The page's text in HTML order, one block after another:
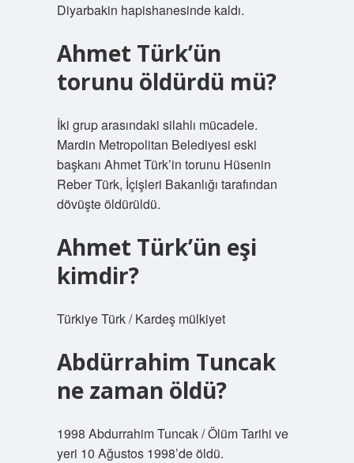
Diyarbakin hapishanesinde kaldı.
Ahmet Türk’ün
torunu öldürdü mü?
İki grup arasındaki silahlı mücadele.
Mardin Metropolitan Belediyesi eski
başkanı Ahmet Türk’in torunu Hüsenin
Reber Türk, İçişleri Bakanlığı tarafından
dövüşte öldürüldü.
Ahmet Türk’ün eşi
kimdir?
Türkiye Türk / Kardeş mülkiyet
Abdürrahim Tuncak
ne zaman öldü?
1998 Abdurrahim Tuncak / Ölüm Tarihi ve
yeri 10 Ağustos 1998’de öldü.